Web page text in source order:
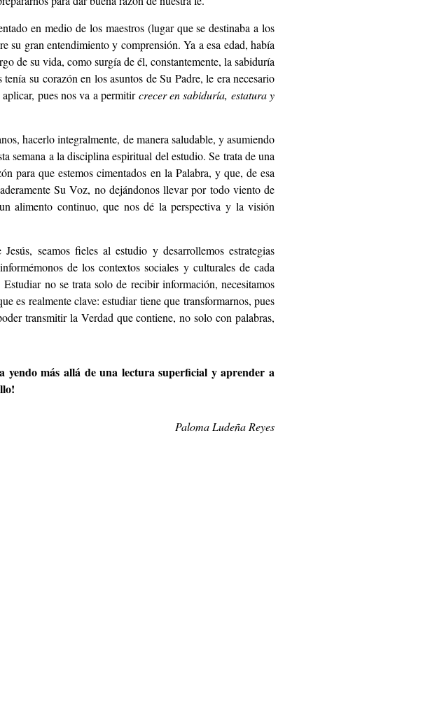
en medio de los maestros (lugar que se destinaba a los
su gran entendimiento y comprensión. Ya a esa edad, había
de su vida, como surgía de él, constantemente, la sabiduría
su corazón en los asuntos de Su Padre, le era necesario
pues nos va a permitircrecer en sabiduría, estatura y
hacerlo integralmente, de manera saludable, y asumiendo
semana a la disciplina espiritual del estudio. Se trata de una
para que estemos cimentados en la Palabra, y que, de esa
Su Voz, no dejándonos llevar por todo viento de
alimento continuo, que nos dé la perspectiva y la visión
seamos fieles al estudio y desarrollemos estrategias
de los contextos sociales y culturales de cada
no se trata solo de recibir información, necesitamos
es realmente clave: estudiar tiene que transformarnos, pues
transmitir la Verdad que contiene, no solo con palabras,
yendo más allá de una lectura superficial y aprender a
Paloma Ludeña Reyes